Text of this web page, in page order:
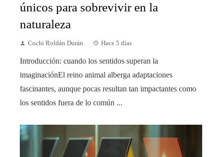
únicos para sobrevivir en la
naturaleza
Cochi Roldán Durán Hace 5 días
Introducción: cuando los sentidos superan la
imaginaciónEl reino animal alberga adaptaciones
fascinantes, aunque pocas resultan tan impactantes como
los sentidos fuera de lo común ...